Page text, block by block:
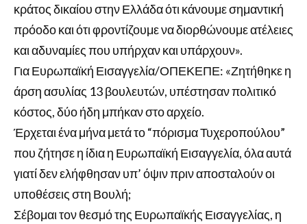
κράτος δικαίου στην Ελλάδα ότι κάνουμε σημαντική
πρόοδο και ότι φροντίζουμε να διορθώνουμε ατέλειες
και αδυναμίες που υπήρχαν και υπάρχουν».
Για Ευρωπαϊκή Εισαγγελία/ΟΠΕΚΕΠΕ: «Ζητήθηκε η
άρση ασυλίας 13 βουλευτών, υπέστησαν πολιτικό
κόστος, δύο ήδη μπήκαν στο αρχείο.
Έρχεται ένα μήνα μετά το “πόρισμα Τυχεροπούλου”
που ζήτησε η ίδια η Ευρωπαϊκή Εισαγγελία, όλα αυτά
γιατί δεν ελήφθησαν υπ’ όψιν πριν αποσταλούν οι
υποθέσεις στη Βουλή;
Σέβομαι τον θεσμό της Ευρωπαϊκής Εισαγγελίας, η